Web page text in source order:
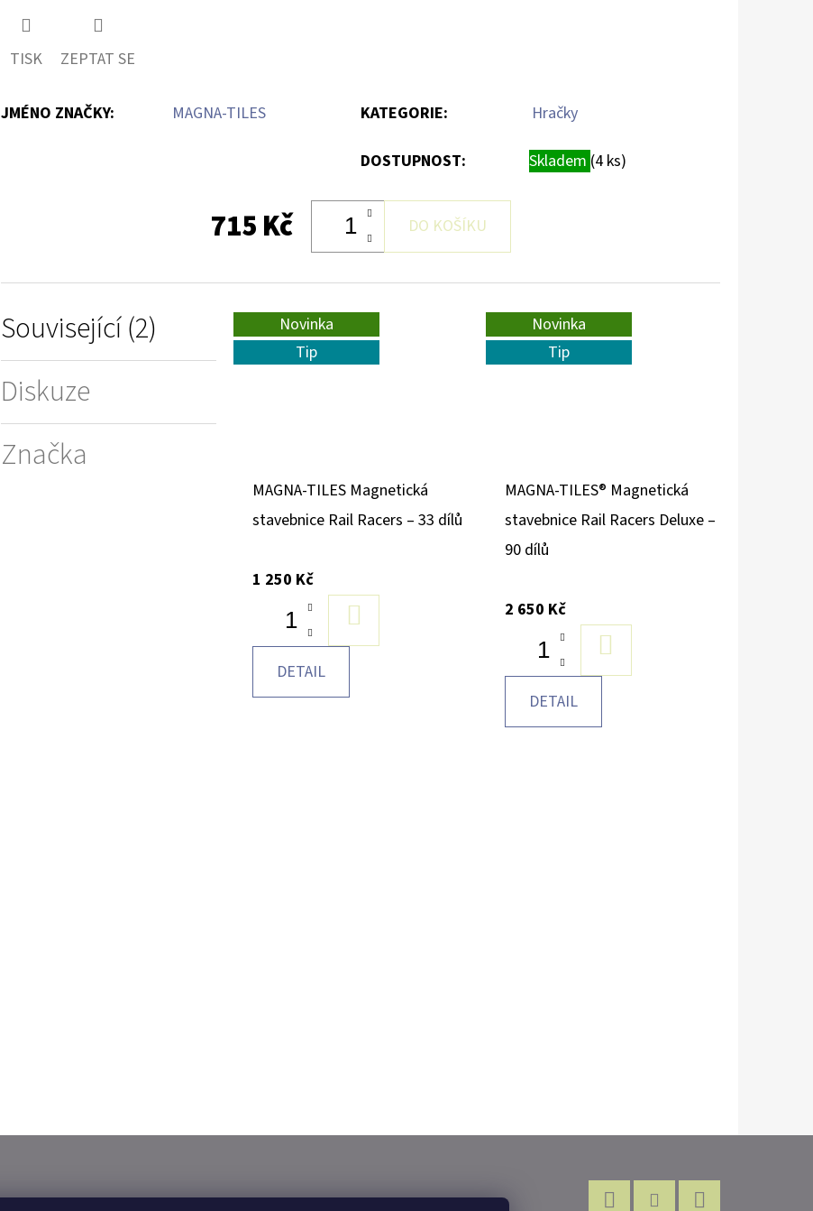
TISK ZEPTAT SE
JMÉNO ZNAČKY: MAGNA-TILES KATEGORIE: Hračky
DOSTUPNOST: Skladem (4 ks)
715 Kč DO KOŠÍKU
Související (2)
Diskuze
Značka
Novinka
Tip
MAGNA-TILES Magnetická
stavebnice Rail Racers – 33 dílů
1 250 Kč
KOŠÍKU
DETAIL
Novinka
Tip
MAGNA-TILES® Magnetická
stavebnice Rail Racers Deluxe –
90 dílů
2 650 Kč
KOŠÍKU
DETAIL